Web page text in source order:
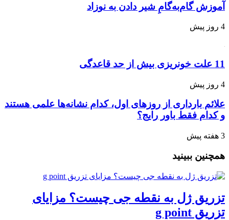
آموزش گام‌به‌گامِ شیر دادن به نوزاد
4 روز پیش
11 علت خونریزی بیش از حد قاعدگی
4 روز پیش
علائم بارداری از روزهای اول، کدام نشانه‌ها علمی هستند
و کدام فقط باور رایج؟
3 هفته پیش
همچنین ببینید
تزریق ژل به نقطه جی چیست؟ مزایای
تزریق g point